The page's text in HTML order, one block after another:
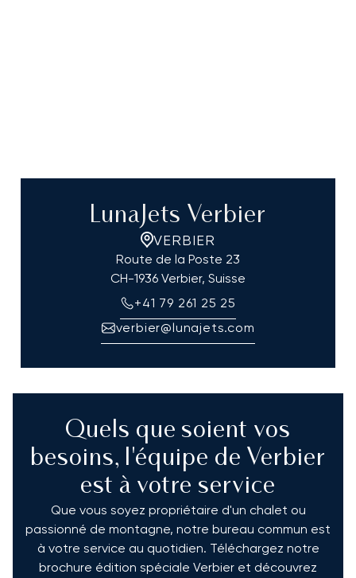
LunaJets Verbier
VERBIER
Route de la Poste 23
CH-1936 Verbier, Suisse
+41 79 261 25 25
verbier@lunajets.com
Quels que soient vos
besoins, l'équipe de Verbier
est à votre service
Que vous soyez propriétaire d'un chalet ou
passionné de montagne, notre bureau commun est
à votre service au quotidien. Téléchargez notre
brochure édition spéciale Verbier et découvrez